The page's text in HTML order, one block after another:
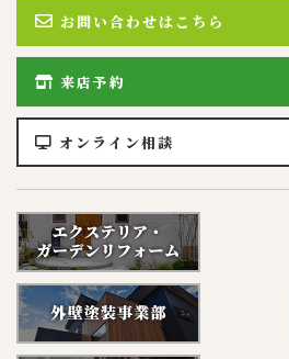
お問い合わせはこちら
来店予約
オンライン相談